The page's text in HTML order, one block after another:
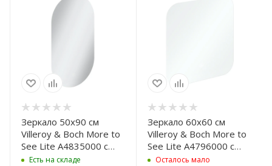
Зеркало 50х90 см
Villeroy & Boch More to
See Lite A4835000 с
LED подсветкой,
Есть на складе
Зеркало 60х60 см
Villeroy & Boch More to
See Lite A4796000 с
LED подсветкой,
Осталось мало